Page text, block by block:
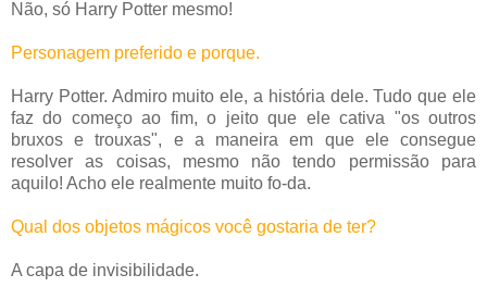
Não, só Harry Potter mesmo!
Personagem preferido e porque.
Harry Potter. Admiro muito ele, a história dele. Tudo que ele
faz do começo ao fim, o jeito que ele cativa "os outros
bruxos e trouxas", e a maneira em que ele consegue
resolver as coisas, mesmo não tendo permissão para
aquilo! Acho ele realmente muito fo-da.
Qual dos objetos mágicos você gostaria de ter?
A capa de invisibilidade.